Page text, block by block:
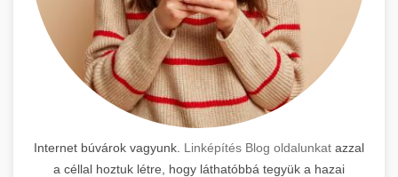
Internet búvárok vagyunk. Linképítés Blog oldalunkat azzal
a céllal hoztuk létre, hogy láthatóbbá tegyük a hazai